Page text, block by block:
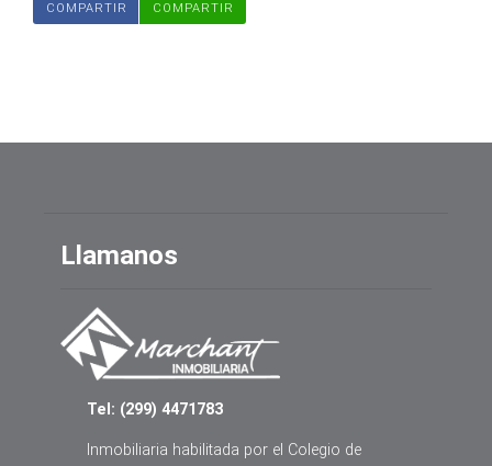
COMPARTIR COMPARTIR
Llamanos
Tel: (299) 4471783
Inmobiliaria habilitada por el Colegio de